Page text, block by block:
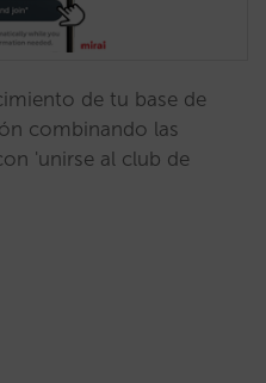
de tu base de
combinando las
'unirse al club de